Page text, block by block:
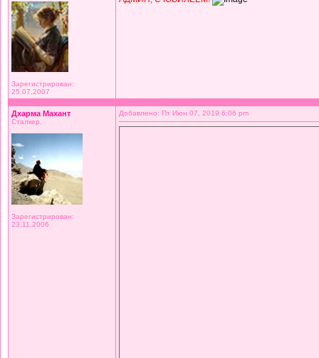
Зарегистрирован:
25.07.2007
Дхарма Махант
Сталкер.
Зарегистрирован:
23.11.2006
Добавлено: Пт Июн 07, 2019 6:06 pm